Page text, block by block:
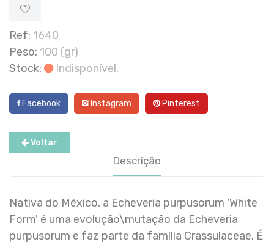
Ref: 1640
Peso: 100 (gr)
Stock:
Indisponível.
Facebook Instagram Pinterest
Voltar
Descrição
Nativa do México, a Echeveria purpusorum 'White
Form' é uma evolução\mutação da Echeveria
purpusorum e faz parte da família Crassulaceae. É